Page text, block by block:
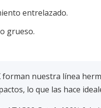
entrelazado.
grueso.
forman nuestra línea
lo que las hace